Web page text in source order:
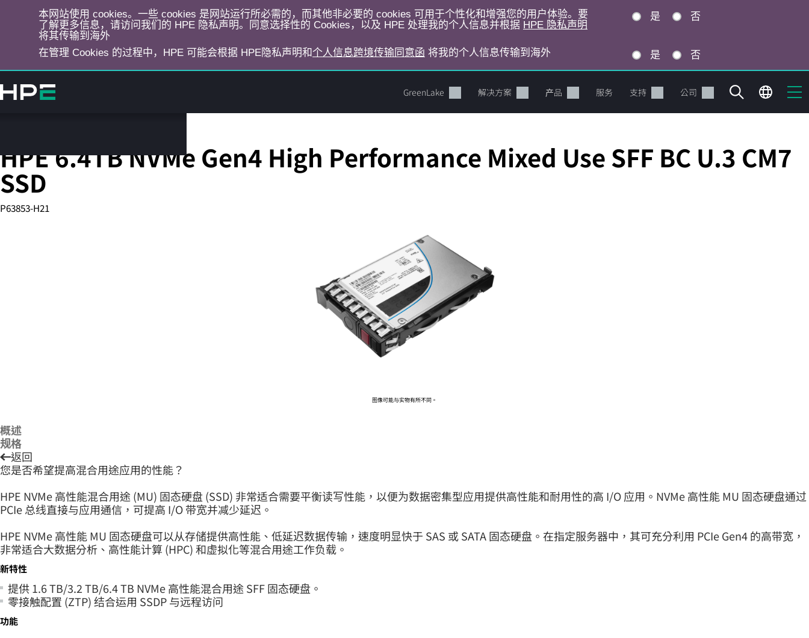
本网站使用 cookies。一些 cookies 是网站运行所必需的，而其他非必要的 cookies 可用于个性化和增强您的用户体验。要
了解更多信息，请访问我们的 HPE 隐私声明。同意选择性的 Cookies，以及 HPE 处理我的个人信息并根据 HPE 隐私声明
将其传输到海外
是 否
在管理 Cookies 的过程中，HPE 可能会根据 HPE隐私声明和 个人信息跨境传输同意函 将我的个人信息传输到海外 是 否
转
到
GreenLake 解决方案 产品 服务 支持 公司
您的购物车目前是空的
前往 HPE 商店浏览、配置和订购。
立即购买
HPE 6.4TB NVMe Gen4 High Performance Mixed Use SFF BC U.3 CM7
SSD
P63853-H21
图像可能与实物有所不同。
概述
规格
返回
您是否希望提高混合用途应用的性能？
HPE NVMe 高性能混合用途 (MU) 固态硬盘 (SSD) 非常适合需要平衡读写性能，以便为数据密集型应用提供高性能和耐用性的高 I/O 应用。NVMe 高性能 MU 固态硬盘通过
PCIe 总线直接与应用通信，可提高 I/O 带宽并减少延迟。
HPE NVMe 高性能 MU 固态硬盘可以从存储提供高性能、低延迟数据传输，速度明显快于 SAS 或 SATA 固态硬盘。在指定服务器中，其可充分利用 PCIe Gen4 的高带宽，
非常适合大数据分析、高性能计算 (HPC) 和虚拟化等混合用途工作负载。
新特性
提供 1.6 TB/3.2 TB/6.4 TB NVMe 高性能混合用途 SFF 固态硬盘。
零接触配置 (ZTP) 结合运用 SSDP 与远程访问
功能